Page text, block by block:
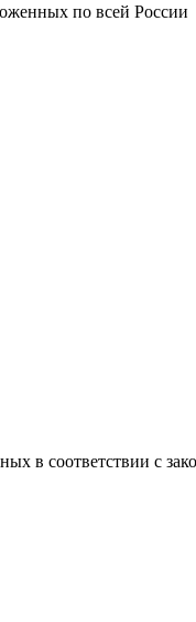
по всей России
в соответствии с